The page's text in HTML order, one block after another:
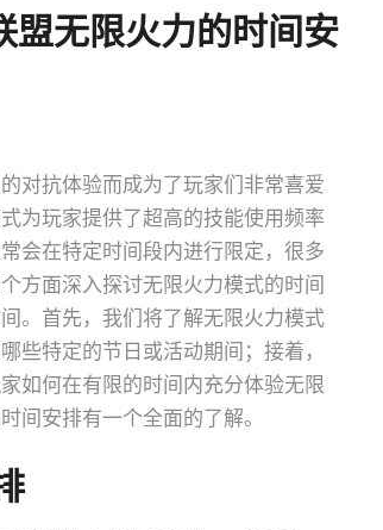
盟无限火力的时间安
对抗体验而成为了玩家们非常喜爱
为玩家提供了超高的技能使用频率
会在特定时间段内进行限定，很多
方面深入探讨无限火力模式的时间
。首先，我们将了解无限火力模式
些特定的节日或活动期间；接着，
如何在有限的时间内充分体验无限
间安排有一个全面的了解。